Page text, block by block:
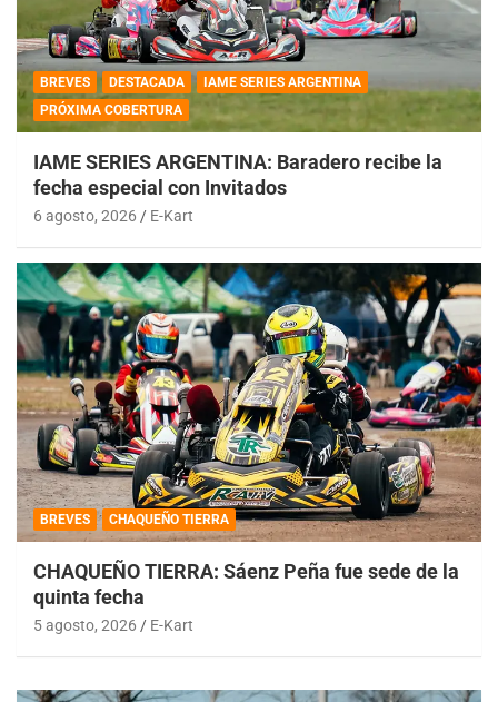
BREVES DESTACADA
IAME SERIES ARGENTINA
PRÓXIMA COBERTURA
IAME SERIES ARGENTINA: Baradero recibe la
fecha especial con Invitados
6 agosto, 2026 E-Kart
BREVES CHAQUEÑO TIERRA
CHAQUEÑO TIERRA: Sáenz Peña fue sede de la
quinta fecha
5 agosto, 2026 E-Kart